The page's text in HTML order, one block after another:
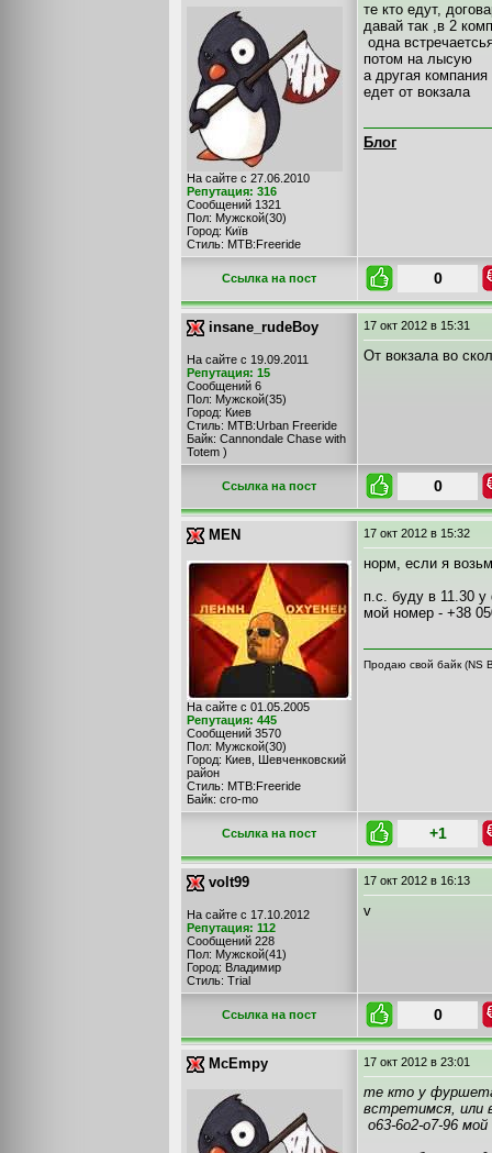
На сайте с 27.06.2010
Репутация: 316
Сообщений 1321
Пол: Мужской(30)
Город: Київ
Стиль: MTB:Freeride
те кто едут,
давай так ,в 2
одна
потом на лысую
а другая
едет от вокзала
Блог
Cсылка на пост 0
insane_rudeBoy
На сайте с 19.09.2011
Репутация: 15
Сообщений 6
Пол: Мужской(35)
Город: Киев
Стиль: MTB:Urban Freeride
Байк: Cannondale Chase with
Totem )
17 окт 2012 в 15:31
От вокзала во
Cсылка на пост 0
MEN
На сайте с 01.05.2005
Репутация: 445
Сообщений 3570
Пол: Мужской(30)
Город: Киев, Шевченковский
район
Стиль: MTB:Freeride
Байк: cro-mo
17 окт 2012 в 15:32
норм, если я
п.с. буду в 11.30
мой номер - +38
Продаю свой байк (NS
Cсылка на пост +1
volt99
На сайте с 17.10.2012
Репутация: 112
Сообщений 228
Пол: Мужской(41)
Город: Владимир
Стиль: Trial
17 окт 2012 в 16:13
v
Cсылка на пост 0
McEmpy 17 окт 2012 в 23:01
те кто у
встретимся, или
о63-6о2-о7-96